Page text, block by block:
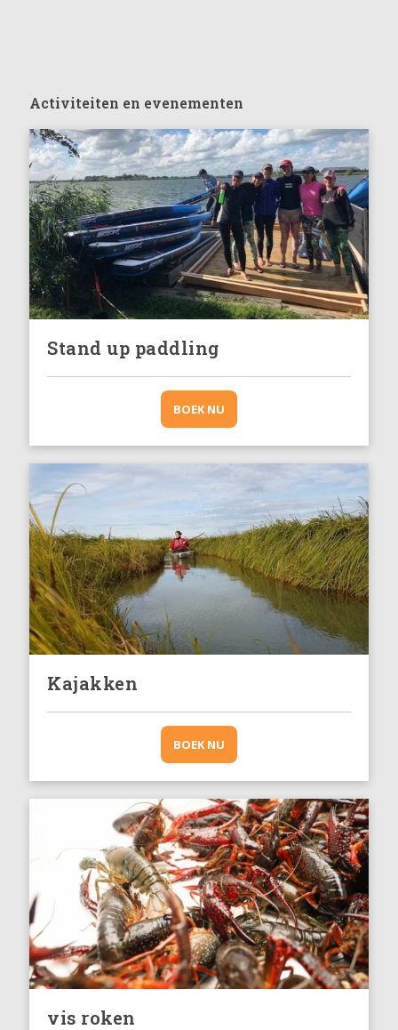
Activiteiten en evenementen
Stand up paddling
BOEK NU
Kajakken
BOEK NU
vis roken